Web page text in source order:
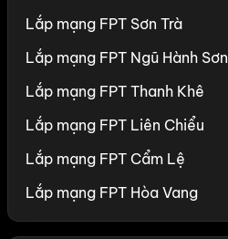
Lắp mạng FPT Sơn Trà
Lắp mạng FPT Ngũ Hành Sơn
Lắp mạng FPT Thanh Khê
Lắp mạng FPT Liên Chiểu
Lắp mạng FPT Cẩm Lệ
Lắp mạng FPT Hòa Vang